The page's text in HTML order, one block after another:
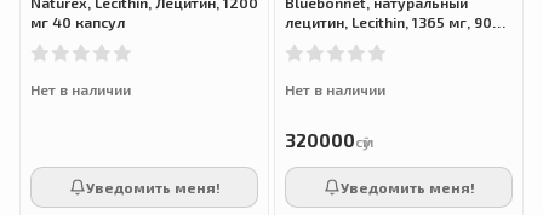
мг 40 капсул
Нет в наличии
Уведомить меня!
лецитин, Lecithin, 1365 мг, 90
Нет в наличии
320000сӯм
Уведомить меня!